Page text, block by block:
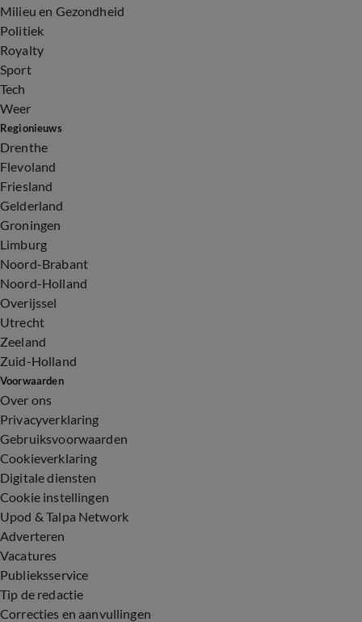
Milieu en Gezondheid
Politiek
Royalty
Sport
Tech
Weer
Regionieuws
Drenthe
Flevoland
Friesland
Gelderland
Groningen
Limburg
Noord-Brabant
Noord-Holland
Overijssel
Utrecht
Zeeland
Zuid-Holland
Voorwaarden
Over ons
Privacyverklaring
Gebruiksvoorwaarden
Cookieverklaring
Digitale diensten
Cookie instellingen
Upod & Talpa Network
Adverteren
Vacatures
Publieksservice
Tip de redactie
Correcties en aanvullingen